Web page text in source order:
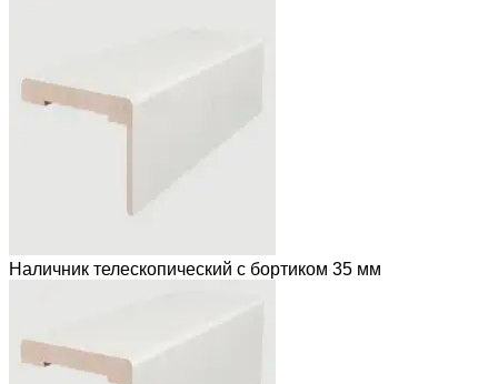
Наличник телескопический с бортиком 35 мм